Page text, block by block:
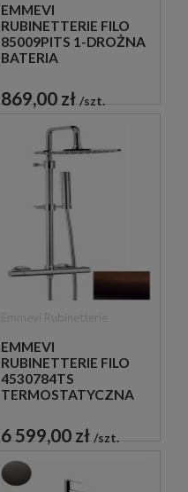
EMMEVI
RUBINETTERIE FILO
85009PITS 1-DROŻNA
BATERIA
869,00 zł szt.
EMMEVI
RUBINETTERIE FILO
4530784TS
TERMOSTATYCZNA
PRYSZNICOWA
6 599,00 zł szt.